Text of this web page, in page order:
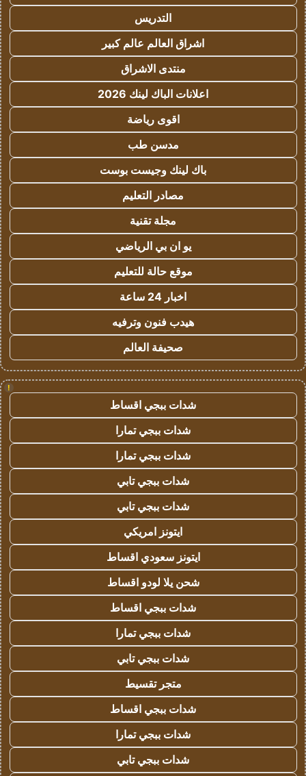
التدريس
اشراق العالم عالم كبير
منتدى الاشراق
اعلانات الباك لينك 2026
اقوى رياضة
مدسن طب
باك لينك وجيست بوست
مصادر التعليم
مجلة تقنية
يو ان بي الرياضي
موقع حالة للتعليم
اخبار 24 ساعة
هيدب فنون وترفيه
صحيفة العالم
!
شدات ببجي اقساط
شدات ببجي تمارا
شدات ببجي تمارا
شدات ببجي تابي
شدات ببجي تابي
ايتونز امريكي
ايتونز سعودي اقساط
شحن يلا لودو اقساط
شدات ببجي اقساط
شدات ببجي تمارا
شدات ببجي تابي
متجر تقسيط
شدات ببجي اقساط
شدات ببجي تمارا
شدات ببجي تابي